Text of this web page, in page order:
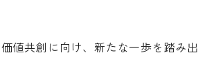
値共創に向け、新たな一歩を踏み出